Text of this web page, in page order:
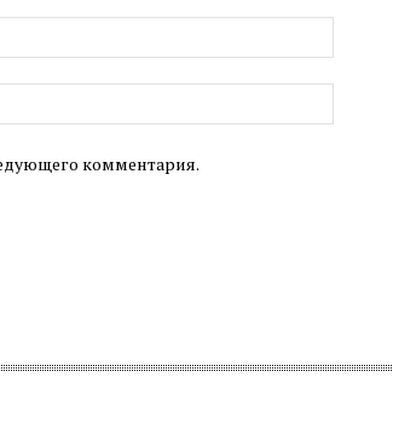
почта:*
Сайт:
комментария.